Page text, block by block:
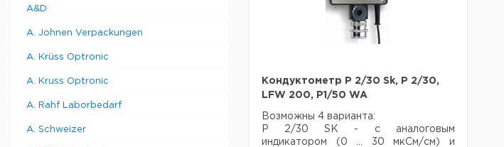
A&D
A. Johnen Verpackungen
A. Krüss Optronic
A. Kruss Optronic
A. Rahf Laborbedarf
A. Schweizer
Кондуктометр P 2/30 Sk, P 2/30,
LFW 200, P1/50 WA
Возможны 4 варианта:
P 2/30 SK - с аналоговым
индикатором (0 ... 30 мкСм/см) и